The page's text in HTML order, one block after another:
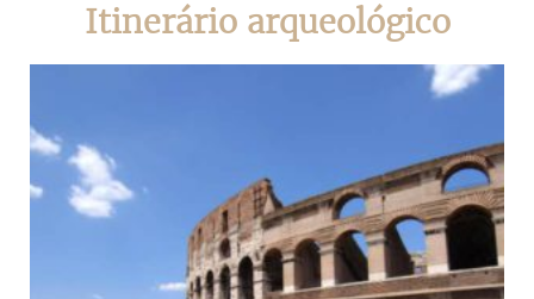
Itinerário arqueológico